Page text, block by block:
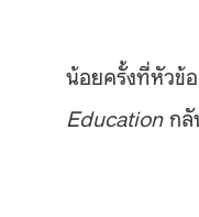
น้อยครั้งที่หัวข้
Educationกลั